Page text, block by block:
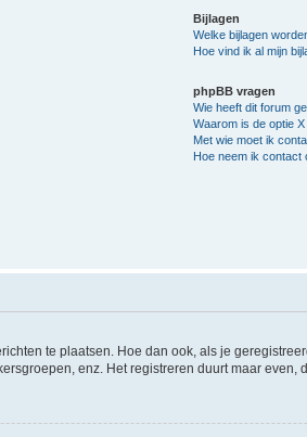
Bijlagen
Welke bijlagen
Hoe vind ik al mijn
phpBB vragen
Wie heeft dit forum
Waarom is de optie
Met wie moet ik
Hoe neem ik contact
te plaatsen. Hoe dan ook, als je
enz. Het registreren duurt maar even,